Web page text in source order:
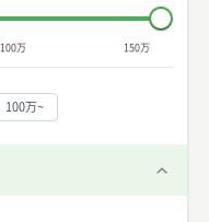
100万 150万
100万~